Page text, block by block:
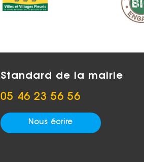
Standard de la mairie
05 46 23 56 56
Nous écrire